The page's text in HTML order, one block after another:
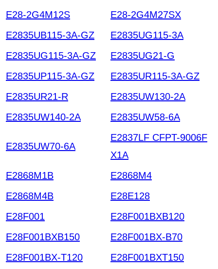
E28-2G4M12S
E28-2G4M27SX
E2835UB115-3A-GZ
E2835UG115-3A
E2835UG115-3A-GZ
E2835UG21-G
E2835UP115-3A-GZ
E2835UR115-3A-GZ
E2835UR21-R
E2835UW130-2A
E2835UW140-2A
E2835UW58-6A
E2835UW70-6A
E2837LF CFPT-9006F
X1A
E2868M1B
E2868M4
E2868M4B
E28E128
E28F001
E28F001BXB120
E28F001BXB150
E28F001BX-B70
E28F001BX-T120
E28F001BXT150